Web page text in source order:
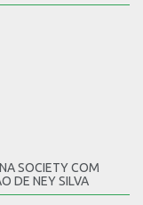
SOCIETY COM
DE NEY SILVA